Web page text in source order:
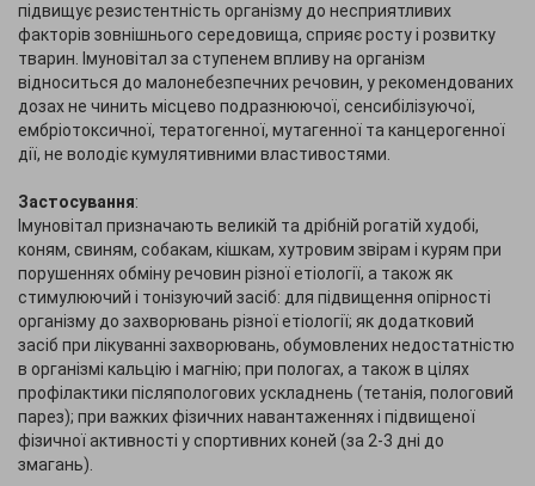
підвищує резистентність організму до несприятливих
факторів зовнішнього середовища, сприяє росту і розвитку
тварин. Імуновітал за ступенем впливу на організм
відноситься до малонебезпечних речовин, у рекомендованих
дозах не чинить місцево подразнюючої, сенсибілізуючої,
ембріотоксичної, тератогенної, мутагенної та канцерогенної
дії, не володіє кумулятивними властивостями.
Застосування:
Імуновітал призначають великій та дрібній рогатій худобі,
коням, свиням, собакам, кішкам, хутровим звірам і курям при
порушеннях обміну речовин різної етіології, а також як
стимулюючий і тонізуючий засіб: для підвищення опірності
організму до захворювань різної етіології; як додатковий
засіб при лікуванні захворювань, обумовлених недостатністю
в організмі кальцію і магнію; при пологах, а також в цілях
профілактики післяпологових ускладнень (тетанія, пологовий
парез); при важких фізичних навантаженнях і підвищеної
фізичної активності у спортивних коней (за 2-3 дні до
змагань).